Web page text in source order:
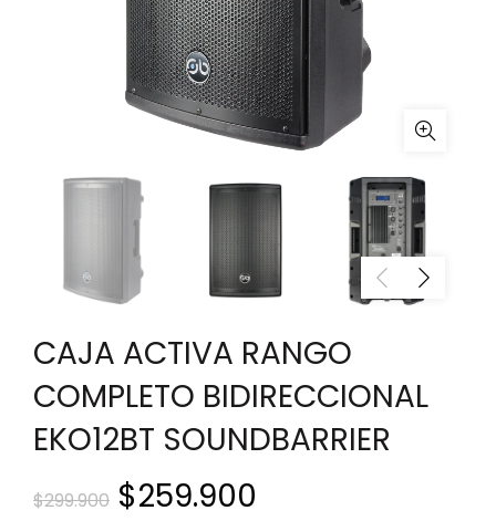
CAJA ACTIVA RANGO
COMPLETO BIDIRECCIONAL
EKO12BT SOUNDBARRIER
$299.900 El
$259.900